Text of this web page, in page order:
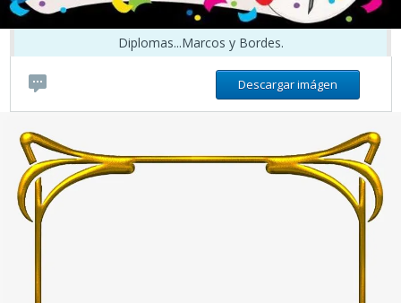
Diplomas...Marcos y Bordes.
Descargar imágen